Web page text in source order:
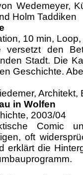
Wedemeyer,
Holm Taddiken
10 min,
versetzt den
Stadt. Die
Geschichte.
Architekt,
in Wolfen
2003/04
Comic
oft
erklärt die